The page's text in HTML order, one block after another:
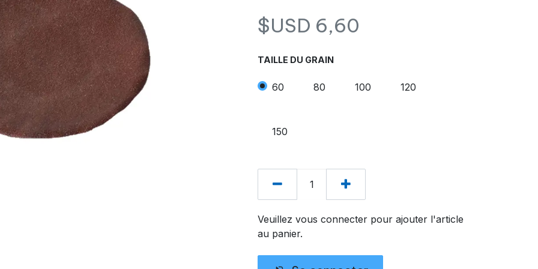
$USD 6,60
TAILLE DU GRAIN
60 80 100 120
150
Veuillez vous connecter pour ajouter l'article
au panier.